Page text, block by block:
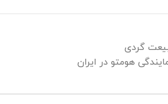
گردی
هومتو در ایران